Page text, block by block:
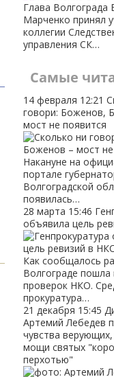
Глава Волгограда
Марченко принял
коллегии
управления СК…
Самые
14 февраля 12:21
говори: Боженов,
мост не появится
Накануне на
портале
Волгоградской
появилась…
28 марта 15:46
объявила цель
Как сообщалось
Волгограде пошла
проверок НКО.
прокуратура…
21 декабря 15:45
Артемий Лебедев
чувства
мощи святых
перхотью"